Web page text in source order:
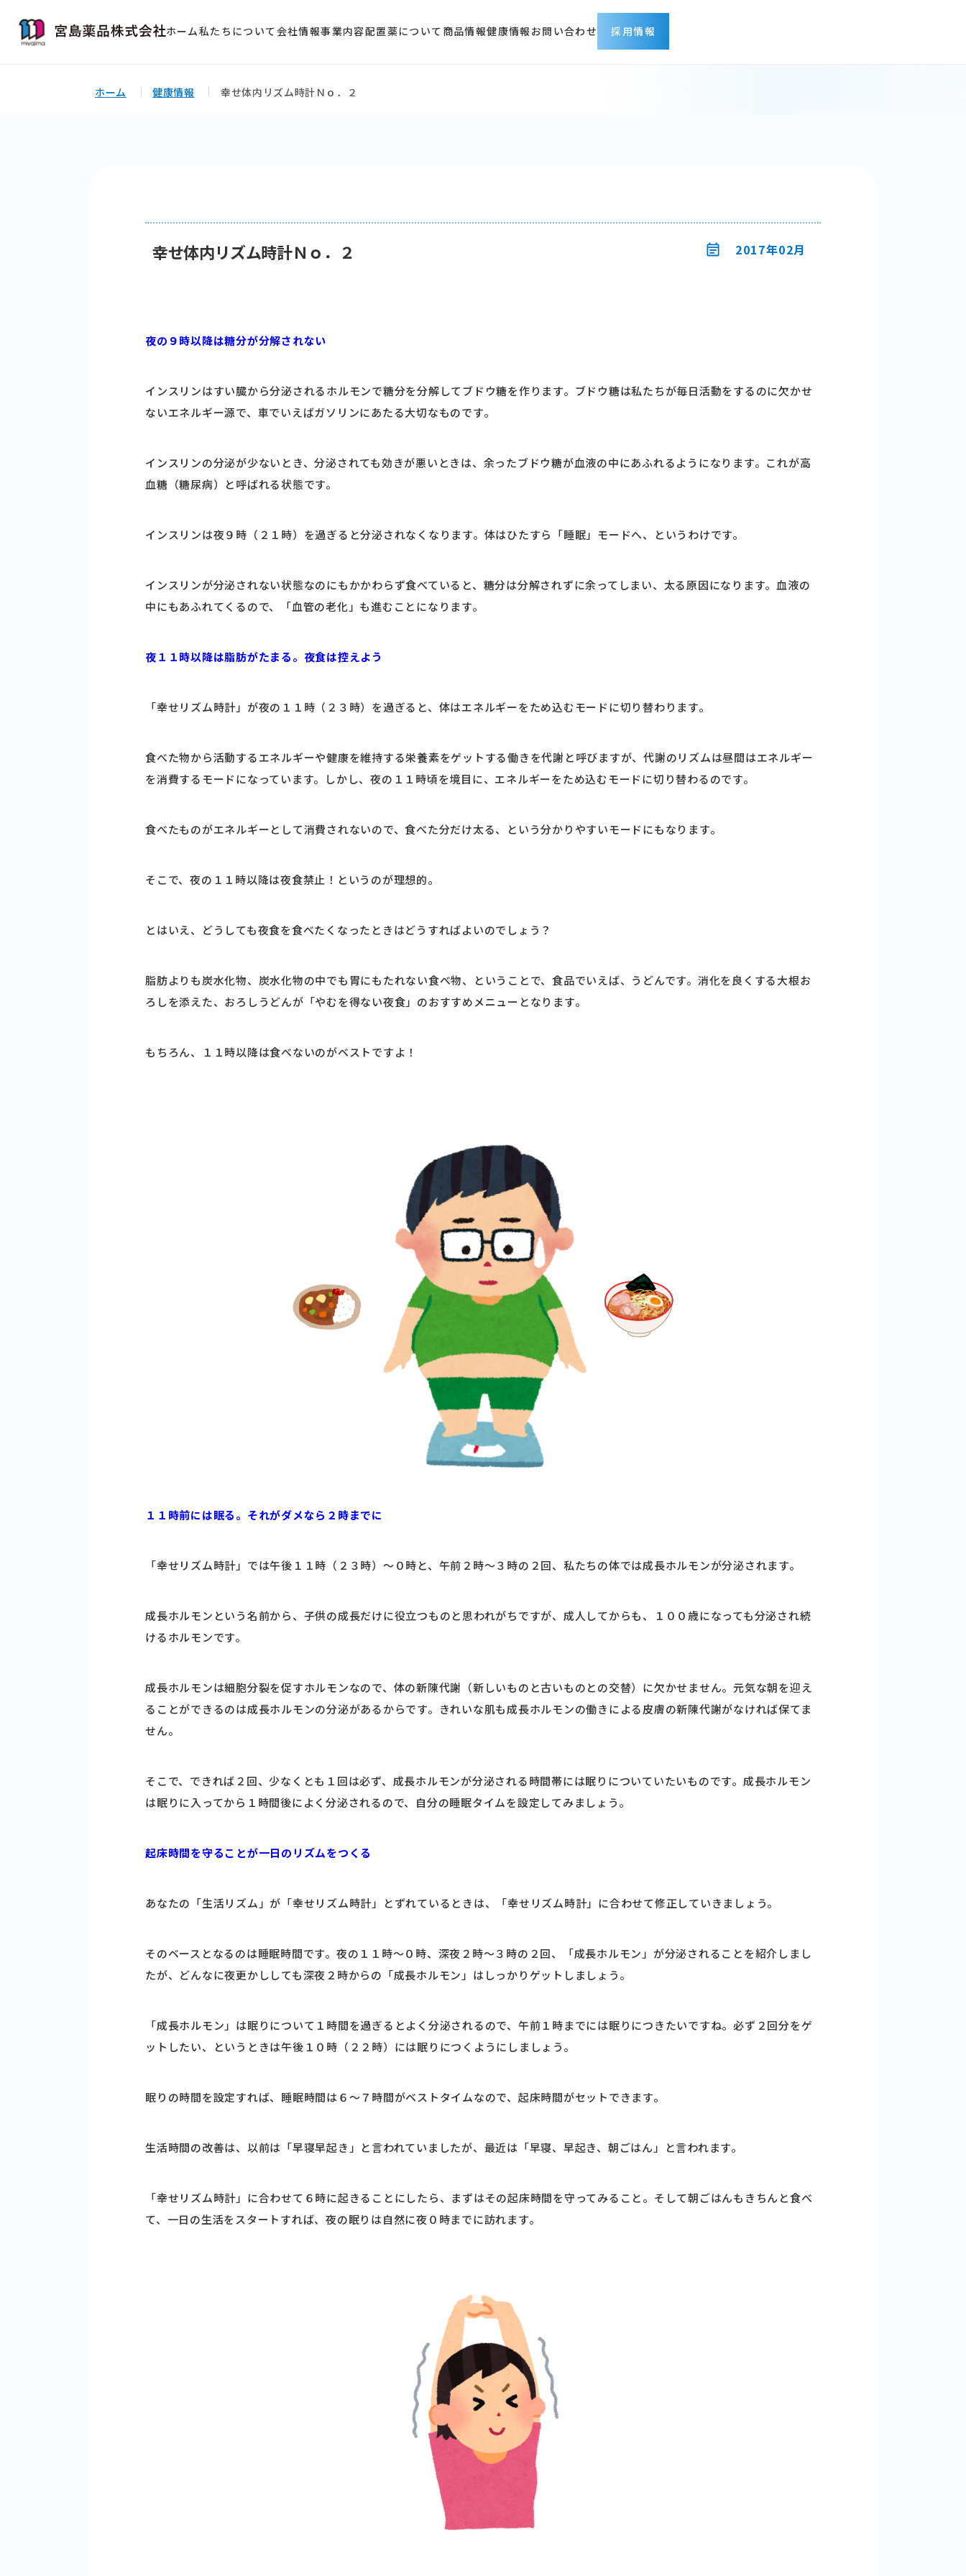
ホーム私たちについて会社情報事業内容配置薬について 商品情報健康情報 お問い合わせ 採用情報
募集職種
ホーム 健康情報 幸せ体内リズム時計Ｎｏ．２
幸せ体内リズム時計Ｎｏ．２ 2017年02月
夜の９時以降は糖分が分解されない
インスリンはすい臓から分泌されるホルモンで糖分を分解してブドウ糖を作ります。ブドウ糖は私たちが毎日活動をするのに欠かせ
ないエネルギー源で、車でいえばガソリンにあたる大切なものです。
インスリンの分泌が少ないとき、分泌されても効きが悪いときは、余ったブドウ糖が血液の中にあふれるようになります。これが高
血糖（糖尿病）と呼ばれる状態です。
インスリンは夜９時（２１時）を過ぎると分泌されなくなります。体はひたすら「睡眠」モードへ、というわけです。
インスリンが分泌されない状態なのにもかかわらず食べていると、糖分は分解されずに余ってしまい、太る原因になります。血液の
中にもあふれてくるので、「血管の老化」も進むことになります。
夜１１時以降は脂肪がたまる。夜食は控えよう
「幸せリズム時計」が夜の１１時（２３時）を過ぎると、体はエネルギーをため込むモードに切り替わります。
食べた物から活動するエネルギーや健康を維持する栄養素をゲットする働きを代謝と呼びますが、代謝のリズムは昼間はエネルギー
を消費するモードになっています。しかし、夜の１１時頃を境目に、エネルギーをため込むモードに切り替わるのです。
食べたものがエネルギーとして消費されないので、食べた分だけ太る、という分かりやすいモードにもなります。
そこで、夜の１１時以降は夜食禁止！というのが理想的。
とはいえ、どうしても夜食を食べたくなったときはどうすればよいのでしょう？
脂肪よりも炭水化物、炭水化物の中でも胃にもたれない食べ物、ということで、食品でいえば、うどんです。消化を良くする大根お
ろしを添えた、おろしうどんが「やむを得ない夜食」のおすすめメニューとなります。
もちろん、１１時以降は食べないのがベストですよ！
１１時前には眠る。それがダメなら２時までに
「幸せリズム時計」では午後１１時（２３時）～０時と、午前２時～３時の２回、私たちの体では成長ホルモンが分泌されます。
成長ホルモンという名前から、子供の成長だけに役立つものと思われがちですが、成人してからも、１００歳になっても分泌され続
けるホルモンです。
成長ホルモンは細胞分裂を促すホルモンなので、体の新陳代謝（新しいものと古いものとの交替）に欠かせません。元気な朝を迎え
ることができるのは成長ホルモンの分泌があるからです。きれいな肌も成長ホルモンの働きによる皮膚の新陳代謝がなければ保てま
せん。
そこで、できれば２回、少なくとも１回は必ず、成長ホルモンが分泌される時間帯には眠りについていたいものです。成長ホルモン
は眠りに入ってから１時間後によく分泌されるので、自分の睡眠タイムを設定してみましょう。
起床時間を守ることが一日のリズムをつくる
あなたの「生活リズム」が「幸せリズム時計」とずれているときは、「幸せリズム時計」に合わせて修正していきましょう。
そのベースとなるのは睡眠時間です。夜の１１時～０時、深夜２時～３時の２回、「成長ホルモン」が分泌されることを紹介しまし
たが、どんなに夜更かししても深夜２時からの「成長ホルモン」はしっかりゲットしましょう。
「成長ホルモン」は眠りについて１時間を過ぎるとよく分泌されるので、午前１時までには眠りにつきたいですね。必ず２回分をゲ
ットしたい、というときは午後１０時（２２時）には眠りにつくようにしましょう。
眠りの時間を設定すれば、睡眠時間は６～７時間がベストタイムなので、起床時間がセットできます。
生活時間の改善は、以前は「早寝早起き」と言われていましたが、最近は「早寝、早起き、朝ごはん」と言われます。
「幸せリズム時計」に合わせて６時に起きることにしたら、まずはその起床時間を守ってみること。そして朝ごはんもきちんと食べ
て、一日の生活をスタートすれば、夜の眠りは自然に夜０時までに訪れます。